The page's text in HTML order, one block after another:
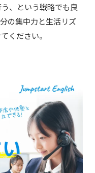
、という戦略でも良
の集中力と生活リズ
ください。